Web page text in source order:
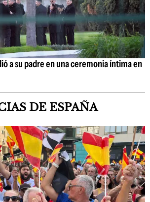
a su padre en una ceremonia íntima en
DE ESPAÑA